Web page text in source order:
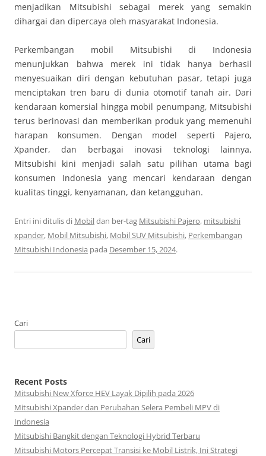
menjadikan Mitsubishi sebagai merek yang semakin
dihargai dan dipercaya oleh masyarakat Indonesia.
Perkembangan mobil Mitsubishi di Indonesia
menunjukkan bahwa merek ini tidak hanya berhasil
menyesuaikan diri dengan kebutuhan pasar, tetapi juga
menciptakan tren baru di dunia otomotif tanah air. Dari
kendaraan komersial hingga mobil penumpang, Mitsubishi
terus berinovasi dan memberikan produk yang memenuhi
harapan konsumen. Dengan model seperti Pajero,
Xpander, dan berbagai inovasi teknologi lainnya,
Mitsubishi kini menjadi salah satu pilihan utama bagi
konsumen Indonesia yang mencari kendaraan dengan
kualitas tinggi, kenyamanan, dan ketangguhan.
Entri ini ditulis di Mobildan ber-tag Mitsubishi Pajero, mitsubishi
xpander, Mobil Mitsubishi, Mobil SUV Mitsubishi, Perkembangan
Mitsubishi Indonesia pada Desember 15, 2024.
Cari
Cari
Recent Posts
Mitsubishi New Xforce HEV Layak Dipilih pada 2026
Mitsubishi Xpander dan Perubahan Selera Pembeli MPV di
Indonesia
Mitsubishi Bangkit dengan Teknologi Hybrid Terbaru
Mitsubishi Motors Percepat Transisi ke Mobil Listrik, Ini Strategi